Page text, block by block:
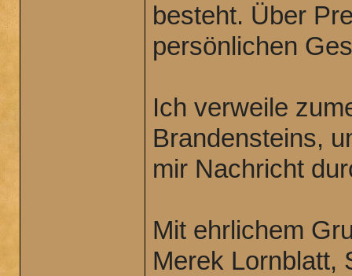
besteht. Über
persönlichen
Ich verweile
Brandensteins,
mir Nachricht
Mit ehrlichem
Merek Lornblatt,